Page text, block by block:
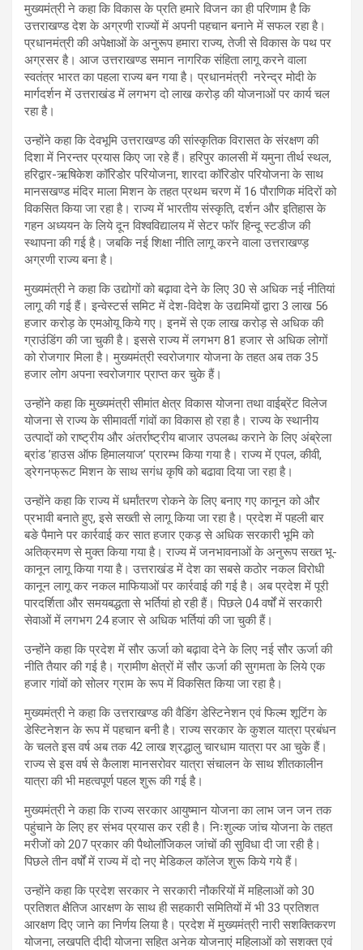
मुख्यमंत्री ने कहा कि विकास के प्रति हमारे विजन का ही परिणाम है कि
उत्तराखण्ड देश के अग्रणी राज्यों में अपनी पहचान बनाने में सफल रहा है।
प्रधानमंत्री की अपेक्षाओं के अनुरूप हमारा राज्य, तेजी से विकास के पथ पर
अग्रसर है। आज उत्तराखण्ड समान नागरिक संहिता लागू करने वाला
स्वतंत्र भारत का पहला राज्य बन गया है। प्रधानमंत्री नरेन्द्र मोदी के
मार्गदर्शन में उत्तराखंड में लगभग दो लाख करोड़ की योजनाओं पर कार्य चल
रहा है।
उन्होंने कहा कि देवभूमि उत्तराखण्ड की सांस्कृतिक विरासत के संरक्षण की
दिशा में निरन्तर प्रयास किए जा रहे हैं। हरिपुर कालसी में यमुना तीर्थ स्थल,
हरिद्वार-ऋषिकेश कॉरिडोर परियोजना, शारदा कॉरिडोर परियोजना के साथ
मानसखण्ड मंदिर माला मिशन के तहत प्रथम चरण में 16 पौराणिक मंदिरों को
विकसित किया जा रहा है। राज्य में भारतीय संस्कृति, दर्शन और इतिहास के
गहन अध्ययन के लिये दून विश्वविद्यालय में सेटर फॉर हिन्दू स्टडीज की
स्थापना की गई है। जबकि नई शिक्षा नीति लागू करने वाला उत्तराखण्ड़
अग्रणी राज्य बना है।
मुख्यमंत्री ने कहा कि उद्योगों को बढ़ावा देने के लिए 30 से अधिक नई नीतियां
लागू की गई हैं। इन्वेस्टर्स समिट में देश-विदेश के उद्यमियों द्वारा 3 लाख 56
हजार करोड़ के एमओयू किये गए। इनमें से एक लाख करोड़ से अधिक की
ग्राउंडिंग की जा चुकी है। इससे राज्य में लगभग 81 हजार से अधिक लोगों
को रोजगार मिला है। मुख्यमंत्री स्वरोजगार योजना के तहत अब तक 35
हजार लोग अपना स्वरोजगार प्राप्त कर चुके हैं।
उन्होंने कहा कि मुख्यमंत्री सीमांत क्षेत्र विकास योजना तथा वाईब्रेंट विलेज
योजना से राज्य के सीमावर्ती गांवों का विकास हो रहा है। राज्य के स्थानीय
उत्पादों को राष्ट्रीय और अंतर्राष्ट्रीय बाजार उपलब्ध कराने के लिए अंब्रेला
ब्रांड ’हाउस ऑफ हिमालयाज’ प्रारम्भ किया गया है। राज्य में एपल, कीवी,
ड्रेगनफ्रूट मिशन के साथ सगंध कृषि को बढावा दिया जा रहा है।
उन्होंने कहा कि राज्य में धर्मांतरण रोकने के लिए बनाए गए कानून को और
प्रभावी बनाते हुए, इसे सख्ती से लागू किया जा रहा है। प्रदेश में पहली बार
बङे पैमाने पर कार्रवाई कर सात हजार एकड़ से अधिक सरकारी भूमि को
अतिक्रमण से मुक्त किया गया है। राज्य में जनभावनाओं के अनुरूप सख्त भू-
कानून लागू किया गया है। उत्तराखंड में देश का सबसे कठोर नकल विरोधी
कानून लागू कर नकल माफियाओं पर कार्रवाई की गई है। अब प्रदेश में पूरी
पारदर्शिता और समयबद्धता से भर्तियां हो रही हैं। पिछले 04 वर्षों में सरकारी
सेवाओं में लगभग 24 हजार से अधिक भर्तियां की जा चुकी हैं।
उन्होंने कहा कि प्रदेश में सौर ऊर्जा को बढ़ावा देने के लिए नई सौर ऊर्जा की
नीति तैयार की गई है। ग्रामीण क्षेत्रों में सौर ऊर्जा की सुगमता के लिये एक
हजार गांवों को सोलर ग्राम के रूप में विकसित किया जा रहा है।
मुख्यमंत्री ने कहा कि उत्तराखण्ड की वैडिंग डेस्टिनेशन एवं फिल्म शूटिंग के
डेस्टिनेशन के रूप में पहचान बनी है। राज्य सरकार के कुशल यात्रा प्रबंधन
के चलते इस वर्ष अब तक 42 लाख श्रद्धालु चारधाम यात्रा पर आ चुके हैं।
राज्य से इस वर्ष से कैलाश मानसरोवर यात्रा संचालन के साथ शीतकालीन
यात्रा की भी महत्वपूर्ण पहल शुरू की गई है।
मुख्यमंत्री ने कहा कि राज्य सरकार आयुष्मान योजना का लाभ जन जन तक
पहुंचाने के लिए हर संभव प्रयास कर रही है। निःशुल्क जांच योजना के तहत
मरीजों को 207 प्रकार की पैथोलॉजिकल जांचों की सुविधा दी जा रही है।
पिछले तीन वर्षों में राज्य में दो नए मेडिकल कॉलेज शुरू किये गये हैं।
उन्होंने कहा कि प्रदेश सरकार ने सरकारी नौकरियों में महिलाओं को 30
प्रतिशत क्षैतिज आरक्षण के साथ ही सहकारी समितियों में भी 33 प्रतिशत
आरक्षण दिए जाने का निर्णय लिया है। प्रदेश में मुख्यमंत्री नारी सशक्तिकरण
योजना, लखपति दीदी योजना सहित अनेक योजनाएं महिलाओं को सशक्त एवं